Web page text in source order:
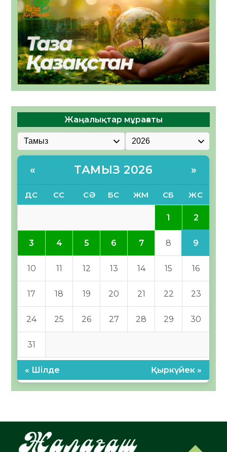
Жаңалықтар мұрағаты
« ТАМЫЗ 2026 »
ДС СС СӘ БС ЖМ СБ ЖС
1 2
3 4 5 6 7 8 9
10 11 12 13 14 15 16
17 18 19 20 21 22 23
24 25 26 27 28 29 30
31
« Шілде Қыркүйек »